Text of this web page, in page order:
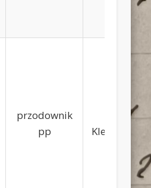
przodownik
pp
Klementyna